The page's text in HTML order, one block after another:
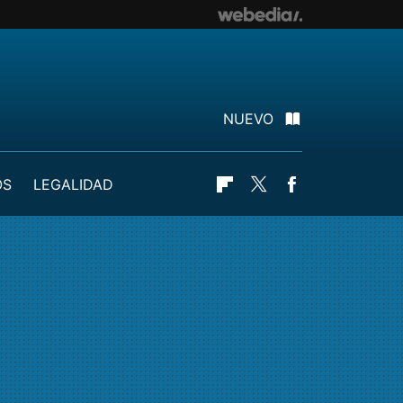
NUEVO
LEGALIDAD Flipboard
Twitter